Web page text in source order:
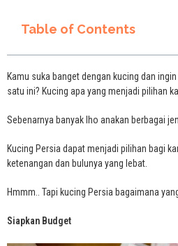
Table of Contents
Kamu suka banget dengan kucing dan
satu ini? Kucing apa yang menjadi pilihan
Sebenarnya banyak lho anakan berbagai
Kucing Persia dapat menjadi pilihan bagi
ketenangan dan bulunya yang lebat.
Hmmm.. Tapi kucing Persia bagaimana
Siapkan Budget